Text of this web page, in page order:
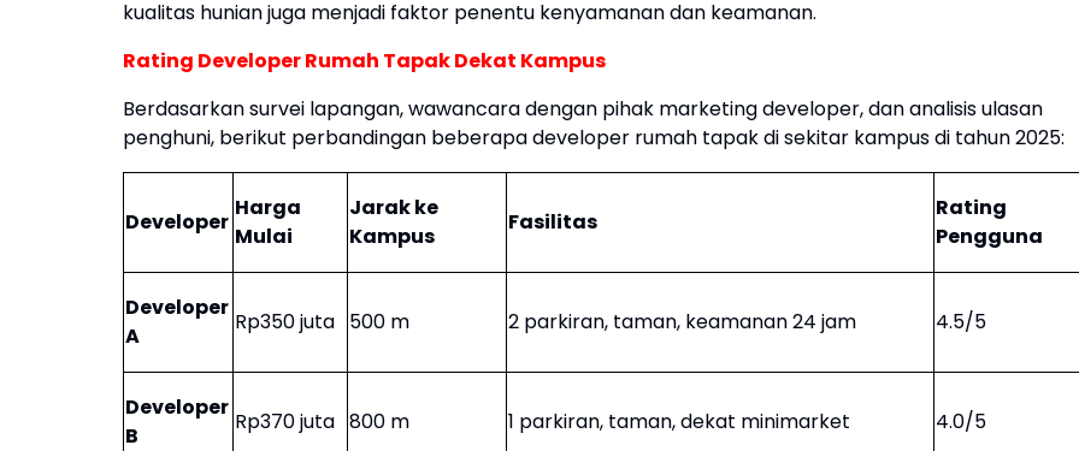
kualitas hunian juga menjadi faktor penentu kenyamanan dan keamanan.
Rating Developer Rumah Tapak Dekat Kampus
Berdasarkan survei lapangan, wawancara dengan pihak marketing developer, dan analisis ulasan
penghuni, berikut perbandingan beberapa developer rumah tapak di sekitar kampus di tahun 2025:
Developer
Harga
Mulai
Jarak ke
Kampus
Fasilitas
Rating
Pengguna
Developer
A
Rp350 juta 500 m 2 parkiran, taman, keamanan 24 jam 4.5/5
Developer
B
Rp370 juta 800 m 1 parkiran, taman, dekat minimarket 4.0/5